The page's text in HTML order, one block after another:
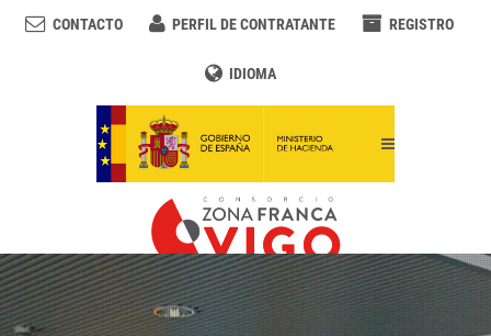
CONTACTO PERFIL DE CONTRATANTE REGISTRO
IDIOMA